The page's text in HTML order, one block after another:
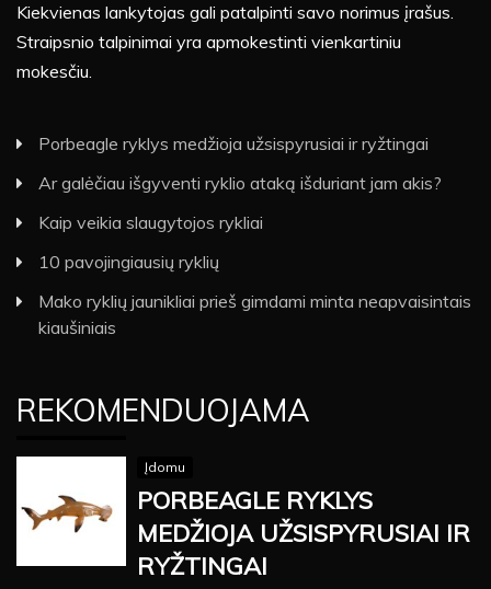
Kiekvienas lankytojas gali patalpinti savo norimus įrašus.
Straipsnio talpinimai yra apmokestinti vienkartiniu
mokesčiu.
Porbeagle ryklys medžioja užsispyrusiai ir ryžtingai
Ar galėčiau išgyventi ryklio ataką išduriant jam akis?
Kaip veikia slaugytojos rykliai
10 pavojingiausių ryklių
Mako ryklių jaunikliai prieš gimdami minta neapvaisintais
kiaušiniais
REKOMENDUOJAMA
Įdomu
PORBEAGLE RYKLYS
MEDŽIOJA UŽSISPYRUSIAI IR
RYŽTINGAI